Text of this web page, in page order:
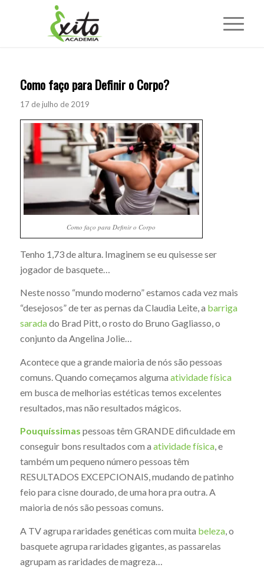
Como faço para Definir o Corpo?
17 de julho de 2019
Como faço para Definir o Corpo
Tenho 1,73 de altura. Imaginem se eu quisesse ser
jogador de basquete…
Neste nosso “mundo moderno” estamos cada vez mais
“desejosos” de ter as pernas da Claudia Leite, a barriga
saradado Brad Pitt, o rosto do Bruno Gagliasso, o
conjunto da Angelina Jolie…
Acontece que a grande maioria de nós são pessoas
comuns. Quando começamos alguma atividade física
em busca de melhorias estéticas temos excelentes
resultados, mas não resultados mágicos.
Pouquíssimas pessoas têm GRANDE dificuldade em
conseguir bons resultados com a atividade física, e
também um pequeno número pessoas têm
RESULTADOS EXCEPCIONAIS, mudando de patinho
feio para cisne dourado, de uma hora pra outra. A
maioria de nós são pessoas comuns.
A TV agrupa raridades genéticas com muita beleza, o
basquete agrupa raridades gigantes, as passarelas
agrupam as raridades de magreza…